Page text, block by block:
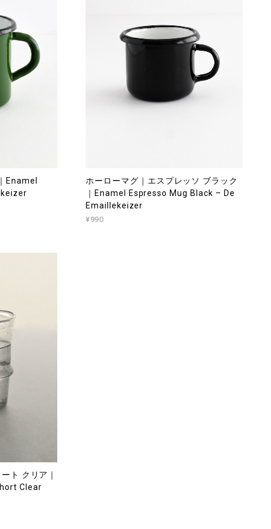
Enamel
ホーローマグ｜エスプレッソ ブラック
｜Enamel Espresso Mug Black – De
Emaillekeizer
¥990
ト クリア｜
Clear